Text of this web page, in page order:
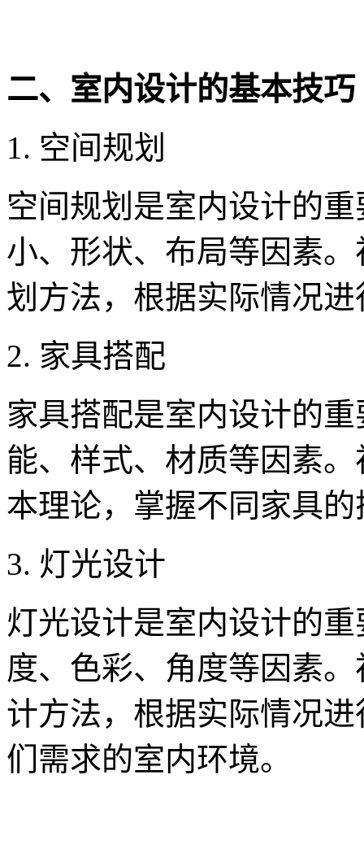
二、室内设计的基本技巧
1. 空间规划
空间规划是室内设计的
小、形状、布局等因素
划方法，根据实际情况
2. 家具搭配
家具搭配是室内设计的
能、样式、材质等因素
本理论，掌握不同家具
3. 灯光设计
灯光设计是室内设计的
度、色彩、角度等因素
计方法，根据实际情况
们需求的室内环境。